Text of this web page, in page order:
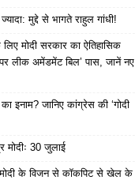
मुद्दे से भागते राहुल गांधी!
लिए मोदी सरकार का ऐतिहासिक
लीक अमेंडमेंट बिल’ पास, जानें नए
इनाम? जानिए कांग्रेस की ‘गोदी
मोदीः 30 जुलाई
मोदी के विजन से कॉकपिट से खेल के